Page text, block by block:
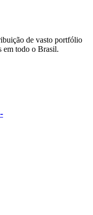
de vasto portfólio
em todo o Brasil.